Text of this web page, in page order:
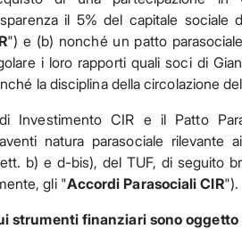
il 5% del capitale sociale
") e (b) nonché un patto
i loro rapporti quali soci di
la disciplina della circolazione
di Investimento CIR e il Patto
natura parasociale rilevante
b) e d-bis), del TUF, di seguito
gli "Accordi Parasociali CIR").
strumenti finanziari sono